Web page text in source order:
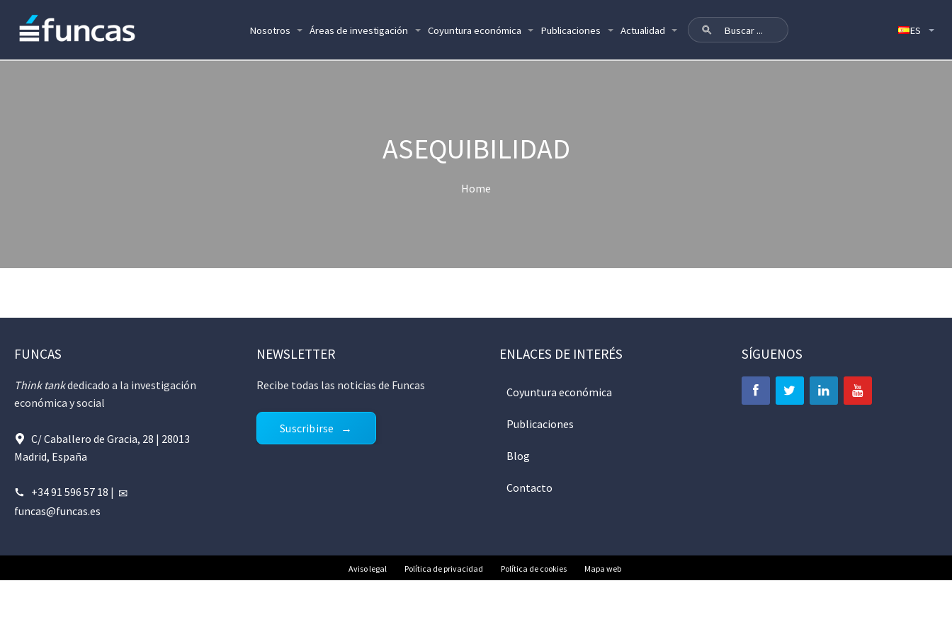
Nosotros Áreas de investigación Coyuntura económica Publicaciones Actualidad
ASEQUIBILIDAD
Home
FUNCAS
Think tankdedicado a la investigación
económica y social
C/ Caballero de Gracia, 28 | 28013
Madrid, España
+34 91 596 57 18 |
funcas@funcas.es
NEWSLETTER
Recibe todas las noticias de Funcas
Suscribirse
ENLACES DE INTERÉS
Coyuntura económica
Publicaciones
Blog
Contacto
SÍGUENOS
Aviso legal Política de privacidad Política de cookies Mapa web